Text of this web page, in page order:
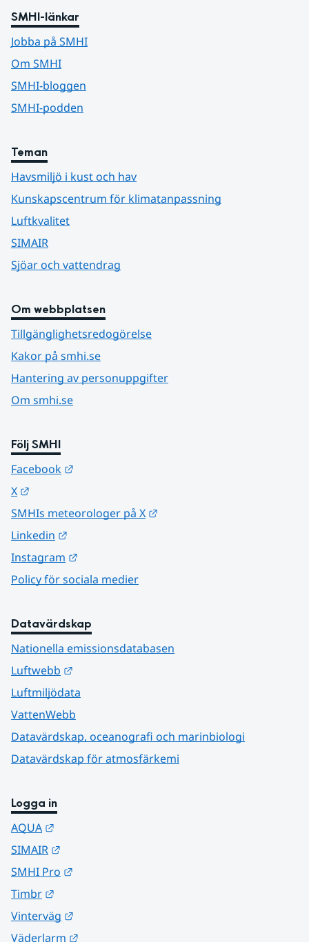
SMHI-länkar
Jobba på SMHI
Om SMHI
SMHI-bloggen
SMHI-podden
Teman
Havsmiljö i kust och hav
Kunskapscentrum för klimatanpassning
Luftkvalitet
SIMAIR
Sjöar och vattendrag
Om webbplatsen
Tillgänglighetsredogörelse
Kakor på smhi.se
Hantering av personuppgifter
Om smhi.se
Följ SMHI
Facebook
X
SMHIs meteorologer på X
Linkedin
Instagram
Policy för sociala medier
Datavärdskap
Nationella emissionsdatabasen
Luftwebb
Luftmiljödata
VattenWebb
Datavärdskap, oceanografi och marinbiologi
Datavärdskap för atmosfärkemi
Logga in
AQUA
SIMAIR
SMHI Pro
Timbr
Vinterväg
Väderlarm